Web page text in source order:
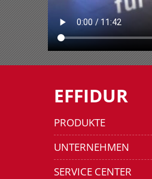
EFFIDUR
PRODUKTE
UNTERNEHMEN
SERVICE CENTER